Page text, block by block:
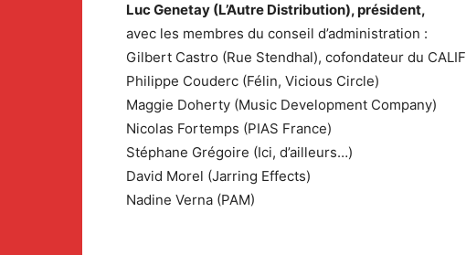
Luc Genetay (L’Autre Distribution), président,
avec les membres du conseil d’administration :
Gilbert Castro (Rue Stendhal), cofondateur du CALIF
Philippe Couderc (Félin, Vicious Circle)
Maggie Doherty (Music Development Company)
Nicolas Fortemps (PIAS France)
Stéphane Grégoire (Ici, d’ailleurs…)
David Morel (Jarring Effects)
Nadine Verna (PAM)